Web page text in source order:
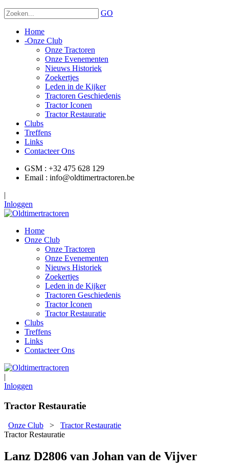
GO
Home
-Onze Club
Onze Tractoren
Onze Evenementen
Nieuws Historiek
Zoekertjes
Leden in de Kijker
Tractoren Geschiedenis
Tractor Iconen
Tractor Restauratie
Clubs
Treffens
Links
Contacteer Ons
GSM : +32 475 628 129
Email : info@oldtimertractoren.be
|
Inloggen
Home
Onze Club
Onze Tractoren
Onze Evenementen
Nieuws Historiek
Zoekertjes
Leden in de Kijker
Tractoren Geschiedenis
Tractor Iconen
Tractor Restauratie
Clubs
Treffens
Links
Contacteer Ons
|
Inloggen
Tractor Restauratie
Onze Club > Tractor Restauratie
Tractor Restauratie
Lanz D2806 van Johan van de Vijver